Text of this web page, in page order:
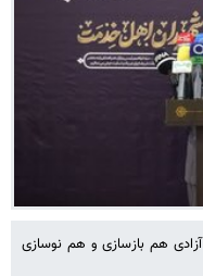
هم بازسازی و هم نوسازی